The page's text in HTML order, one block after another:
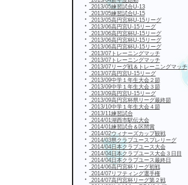
・ 2013/05練習試合U-13
・ 2013/05練習試合U-15
・ 2013/05高円宮杯U-15リーグ
・ 2013/06高円宮U-15リーグ
・ 2013/06高円宮杯U-15リーグ
・ 2013/06高円宮杯U-15リーグ
・ 2013/06高円宮杯U-15リーグ
・ 2013/07トレーニングマッチ
・ 2013/07トレーニングマッチ
・ 2013/07リーグ戦＆トレーニングマッチ
・ 2013/07高円宮U-15リーグ
・ 2013/09中学１年生大会２節
・ 2013/09中学１年生大会３節
・ 2013/09高円宮U-15リーグ
・ 2013/09高円宮杯県リーグ最終節
・ 2013/10中学１年生大会４節
・ 2013/11練習試合
・ 2014/01湖西市駅伝大会
・ 2014/01練習試合＆区間賞
・ 2014/02ウィナーズカップ観戦
・ 2014/03県クラブユースプレリーグ
・ 2014/04日本クラブユース大会
・ 2014/04日本クラブユース大会３日目
・ 2014/04日本クラブユース最終日
・ 2014/06高円宮杯リーグ初戦
・ 2014/07リフティング選手権
・ 2014/07高円宮杯リーグ第２戦